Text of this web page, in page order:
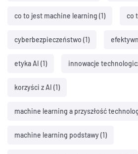
co to jest machine learning (1) co
cyberbezpieczeństwo (1)
etyka AI (1) innowacje
korzyści z AI (1)
machine learning a przyszłość
machine learning podstawy(1)